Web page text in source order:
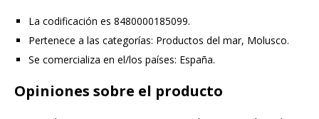
La codificación es 8480000185099.
Pertenece a las categorías: Productos del mar, Molusco.
Se comercializa en el/los países: España.
Opiniones sobre el producto